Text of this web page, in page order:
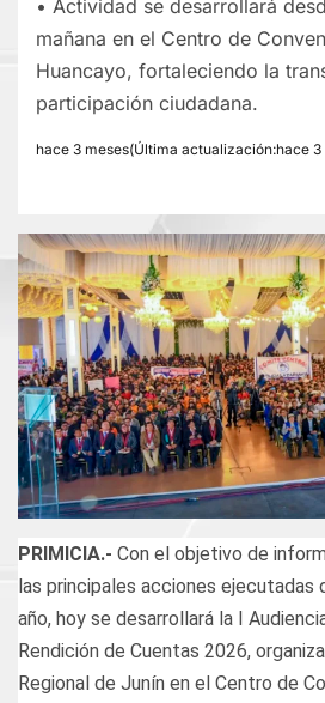
• Actividad se desarrollará
mañana en el Centro de
Huancayo, fortaleciendo la
participación ciudadana.
hace 3 meses(Última actualización:hace 3
PRIMICIA.- Con el objetivo de
las principales acciones ejecutadas
año, hoy se desarrollará la I
Rendición de Cuentas 2026,
Regional de Junín en el Centro de